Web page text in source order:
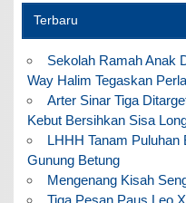
Terbaru
Sekolah Ramah Anak
Way Halim Tegaskan
Arter Sinar Tiga
Kebut Bersihkan Sisa
LHHH Tanam Puluhan
Gunung Betung
Mengenang Kisah